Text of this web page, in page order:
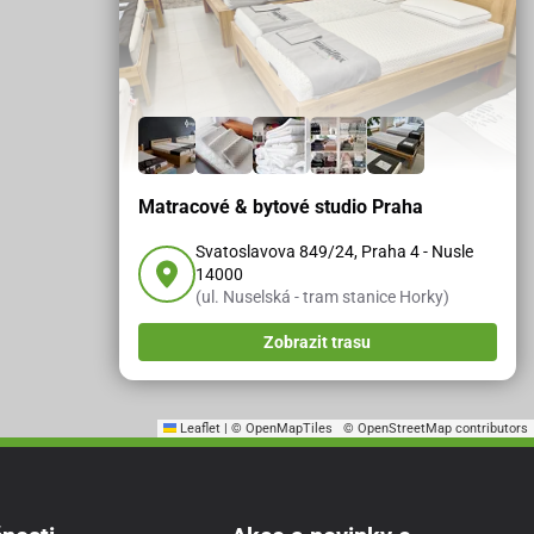
Leaflet | © OpenMapTiles © OpenStreetMap contributors
Matracové & bytové studio Praha
Svatoslavova 849/24, Praha 4 - Nusle
14000
(ul. Nuselská - tram stanice Horky)
Zobrazit trasu